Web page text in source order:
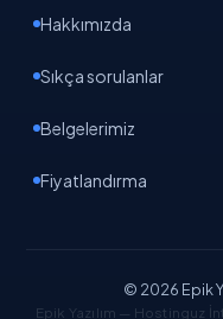
Hakkımızda
Sıkça sorulanlar
Belgelerimiz
Fiyatlandırma
© 2026 Epik
Epik Yazılım — Hostinguz
Yapay zeka asistanı ·